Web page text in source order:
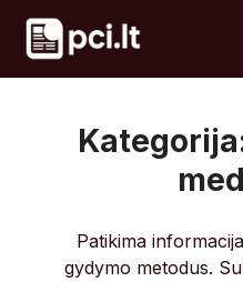
Skip
content
Patikima
gydymo metodus.